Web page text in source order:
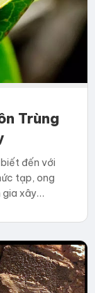
Trùng
đến với
tạp, ong
gia xây…